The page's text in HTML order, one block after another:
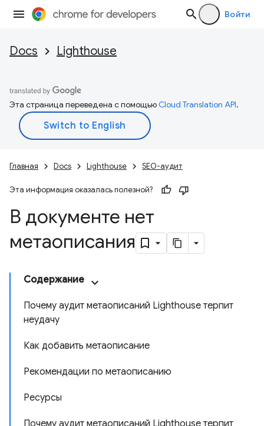
Войти
Docs Lighthouse
Эта страница переведена с помощьюCloud Translation API.
Главная Docs Lighthouse SEO-аудит
Эта информация оказалась полезной?
В документе нет
метаописания
Содержание
Почему аудит метаописаний Lighthouse терпит
неудачу
Как добавить метаописание
Рекомендации по метаописанию
Ресурсы
Почему аудит метаописаний Lighthouse терпит